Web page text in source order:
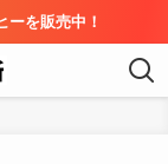
ーを販売中！